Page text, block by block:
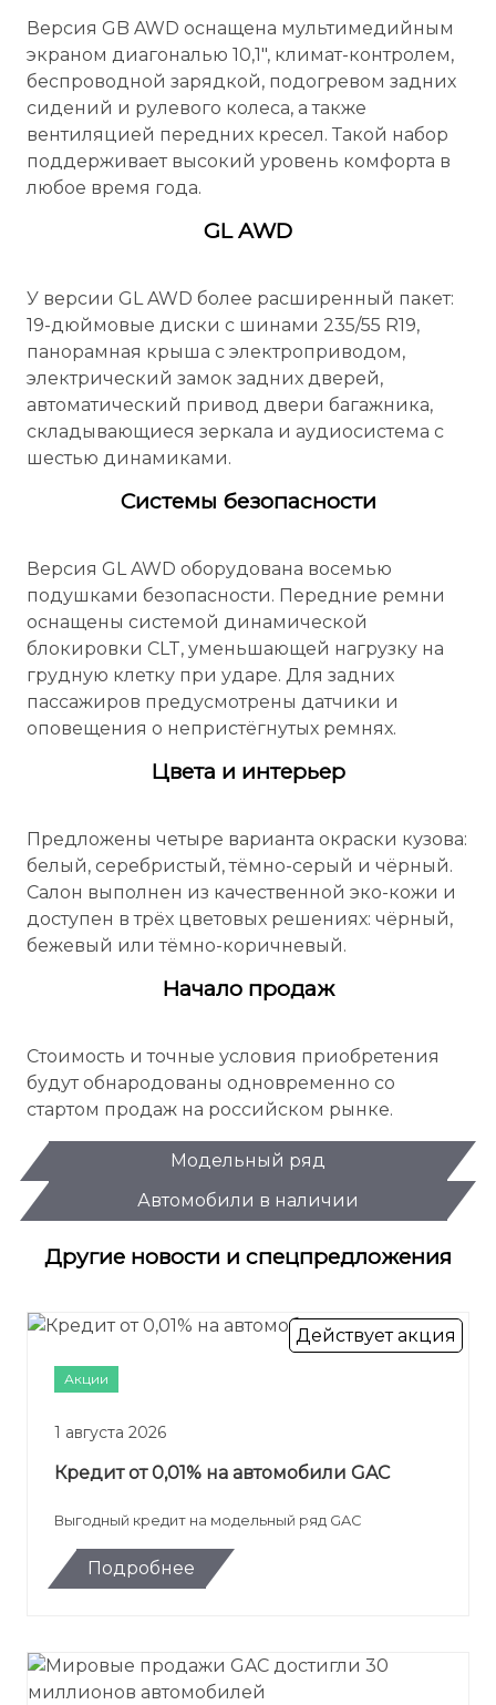
Версия GB AWD оснащена мультимедийным
экраном диагональю 10,1″, климат-контролем,
беспроводной зарядкой, подогревом задних
сидений и рулевого колеса, а также
вентиляцией передних кресел. Такой набор
поддерживает высокий уровень комфорта в
любое время года.
GL AWD
У версии GL AWD более расширенный пакет:
19-дюймовые диски с шинами 235/55 R19,
панорамная крыша с электроприводом,
электрический замок задних дверей,
автоматический привод двери багажника,
складывающиеся зеркала и аудиосистема с
шестью динамиками.
Системы безопасности
Версия GL AWD оборудована восемью
подушками безопасности. Передние ремни
оснащены системой динамической
блокировки CLT, уменьшающей нагрузку на
грудную клетку при ударе. Для задних
пассажиров предусмотрены датчики и
оповещения о непристёгнутых ремнях.
Цвета и интерьер
Предложены четыре варианта окраски кузова:
белый, серебристый, тёмно-серый и чёрный.
Салон выполнен из качественной эко-кожи и
доступен в трёх цветовых решениях: чёрный,
бежевый или тёмно-коричневый.
Начало продаж
Стоимость и точные условия приобретения
будут обнародованы одновременно со
стартом продаж на российском рынке.
Модельный ряд
Автомобили в наличии
Другие новости и спецпредложения
Действует акция
Акции
1 августа 2026
Кредит от 0,01% на автомобили GAC
Выгодный кредит на модельный ряд GAC
Подробнее